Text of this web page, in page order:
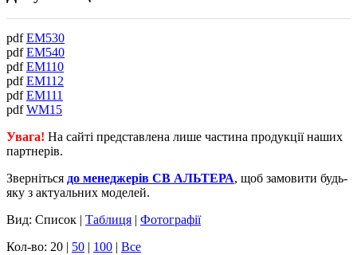
pdf EM530
pdf EM540
pdf ЕМ110
pdf EM112
pdf ЕМ111
pdf WM15
Увага! На сайті представлена лише частина продукції наших
партнерів.
Зверніться до менеджерів СВ АЛЬТЕРА, щоб замовити будь-
яку з актуальних моделей.
Вид: Список | Таблиця | Фотографії
Кол-во: 20 | 50 | 100 | Все